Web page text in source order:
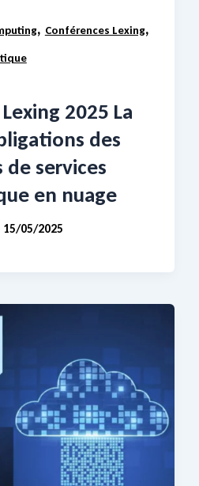
, Conférences Lexing,
2025 La
des
services
en nuage
15/05/2025